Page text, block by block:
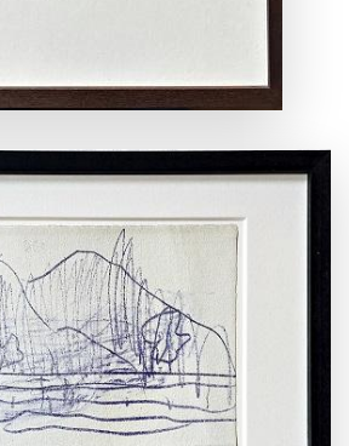
ANSEHEN